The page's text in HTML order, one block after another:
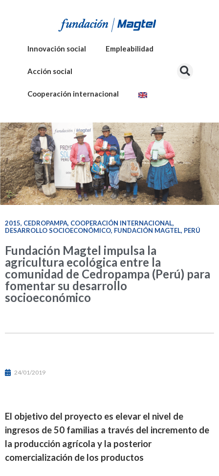
Innovación social Empleabilidad
Acción social
Cooperación internacional
2015, CEDROPAMPA, COOPERACIÓN INTERNACIONAL,
DESARROLLO SOCIOECONÓMICO, FUNDACIÓN MAGTEL, PERÚ
Fundación Magtel impulsa la
agricultura ecológica entre la
comunidad de Cedropampa (Perú) para
fomentar su desarrollo
socioeconómico
24/01/2019
El objetivo del proyecto es elevar el nivel de
ingresos de 50 familias a través del incremento de
la producción agrícola y la posterior
comercialización de los productos